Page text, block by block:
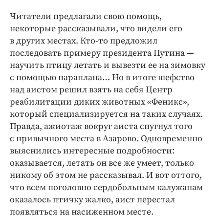
Читатели предлагали свою помощь,
некоторые рассказывали, что видели его
в других местах. Кто-то предложил
последовать примеру президента Путина —
научить птицу летать и вывезти ее на зимовку
с помощью параплана… Но в итоге шефство
над аистом решил взять на себя Центр
реабилитации диких животных «Феникс»,
который специализируется на таких случаях.
Правда, ажиотаж вокруг аиста спугнул того
с привычного места в Азарово. Одновременно
выяснились интересные подробности:
оказывается, летать он все же умеет, только
никому об этом не рассказывал. И вот оттого,
что всем поголовно сердобольным калужанам
оказалось птичку жалко, аист перестал
появляться на насиженном месте.